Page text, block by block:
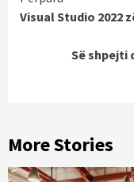
Reading
Visual Studio 2022
Së shpejti
More Stories